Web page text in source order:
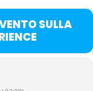
SULLA